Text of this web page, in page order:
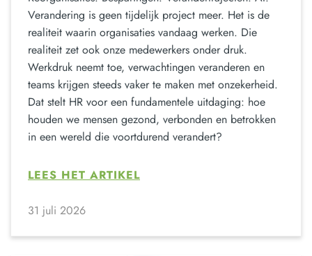
Verandering is geen tijdelijk project meer. Het is de
realiteit waarin organisaties vandaag werken. Die
realiteit zet ook onze medewerkers onder druk.
Werkdruk neemt toe, verwachtingen veranderen en
teams krijgen steeds vaker te maken met onzekerheid.
Dat stelt HR voor een fundamentele uitdaging: hoe
houden we mensen gezond, verbonden en betrokken
in een wereld die voortdurend verandert?
LEES HET ARTIKEL
31 juli 2026